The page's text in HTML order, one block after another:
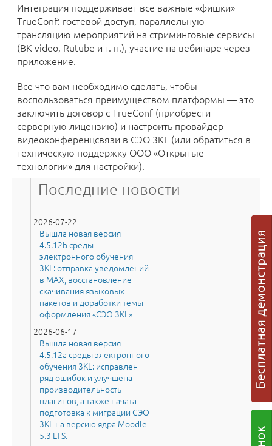
Интеграция поддерживает все важные «фишки»
TrueConf: гостевой доступ, параллельную
трансляцию мероприятий на стриминговые сервисы
(BK video, Rutube и т. п.), участие на вебинаре через
приложение.
Все что вам необходимо сделать, чтобы
воспользоваться преимуществом платформы — это
заключить договор с TrueConf (приобрести
серверную лицензию) и настроить провайдер
видеоконференцсвязи в СЭО 3KL (или обратиться в
техническую поддержку ООО «Открытые
технологии» для настройки).
Последние новости
2026-07-22
Вышла новая версия
4.5.12b среды
электронного обучения
3KL: отправка уведомлений
в MAX, восстановление
скачивания языковых
пакетов и доработки темы
оформления «СЭО 3KL»
2026-06-17
Вышла новая версия
4.5.12a среды электронного
обучения 3KL: исправлен
ряд ошибок и улучшена
производительность
плагинов, а также начата
подготовка к миграции СЭО
3KL на версию ядра Moodle
5.3 LTS.